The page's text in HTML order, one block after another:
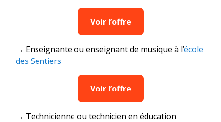
Voir l’offre
→ Enseignante ou enseignant de musique à l’école
des Sentiers
Voir l’offre
→ Technicienne ou technicien en éducation